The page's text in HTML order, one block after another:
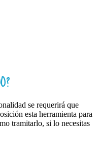
se requerirá que
esta herramienta para
tramitarlo, si lo necesitas